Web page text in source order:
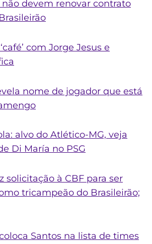
devem renovar contrato
com Jorge Jesus e
nome de jogador que está
alvo do Atlético-MG, veja
Di María no PSG
solicitação à CBF para ser
tricampeão do Brasileirão;
Santos na lista de times